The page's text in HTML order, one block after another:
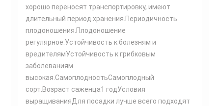
хорошо переносят транспортировку, имеют
длительный период хранения.Периодичность
плодоношения.Плодоношение
регулярное.Устойчивость к болезням и
вредителямУстойчивость к грибковым
заболеваниям
высокая.СамоплодностьСамоплодный
сорт.Возраст саженца1 годУсловия
выращиванияДля посадки лучше всего подходят